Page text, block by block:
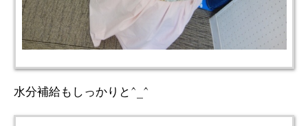
水分補給もしっかりと^_^